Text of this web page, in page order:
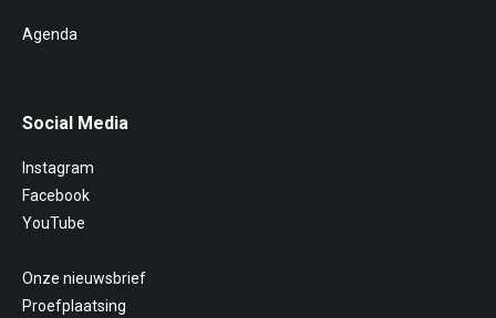
Agenda
Social Media
Instagram
Facebook
YouTube
Onze nieuwsbrief
Proefplaatsing